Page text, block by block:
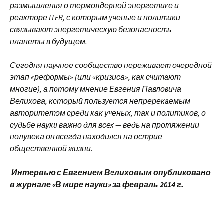
размышления о термоядерной энергетике и
реакторе ITER, с которым ученые и политики
связывают энергетическую безопасность
планетыв будущем.
Сегодня научное сообщество переживает очередной
этап «реформы» (или «кризиса», как считают
многие), а потому мнение Евгения Павловича
Велихова, который пользуется непререкаемым
авторитетом среди как ученых, так и политиков, о
судьбе науки важно для всех — ведь на протяжении
полувека он всегда находился на острие
общественной жизни.
Интервью с Евгением Велиховым опубликовано
в журнале «В мире науки» за февраль 2014 г.